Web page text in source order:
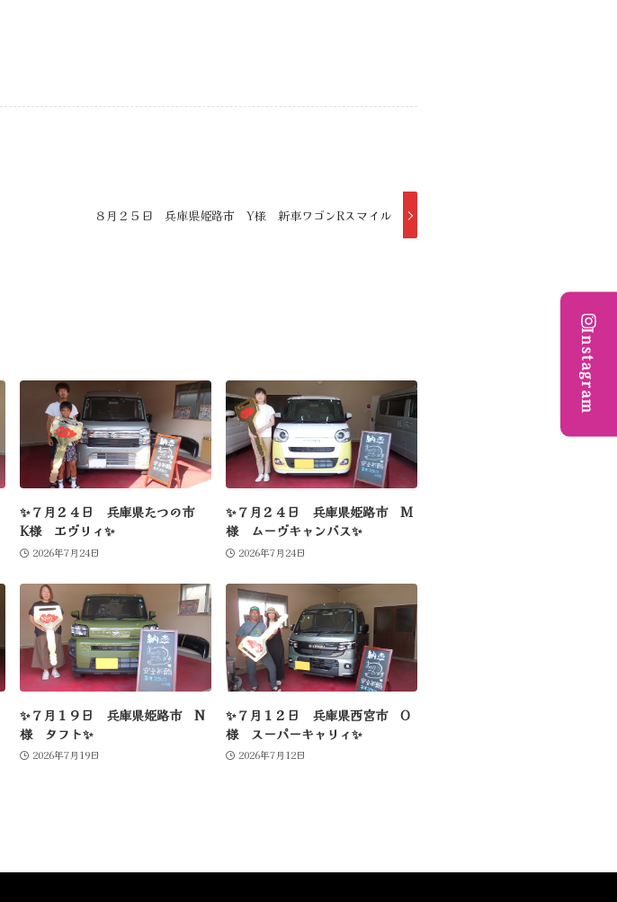
８月２５日 兵庫県姫路市 Y様 新車ワゴンRスマイル
✨７月２４日 兵庫県たつの市
K様 エヴリィ✨
2026年7月24日
✨７月２４日 兵庫県姫路市 M
様 ムーヴキャンバス✨
2026年7月24日
✨７月１９日 兵庫県姫路市 N
様 タフト✨
2026年7月19日
✨７月１２日 兵庫県西宮市 O
様 スーパーキャリィ✨
2026年7月12日
Instagram